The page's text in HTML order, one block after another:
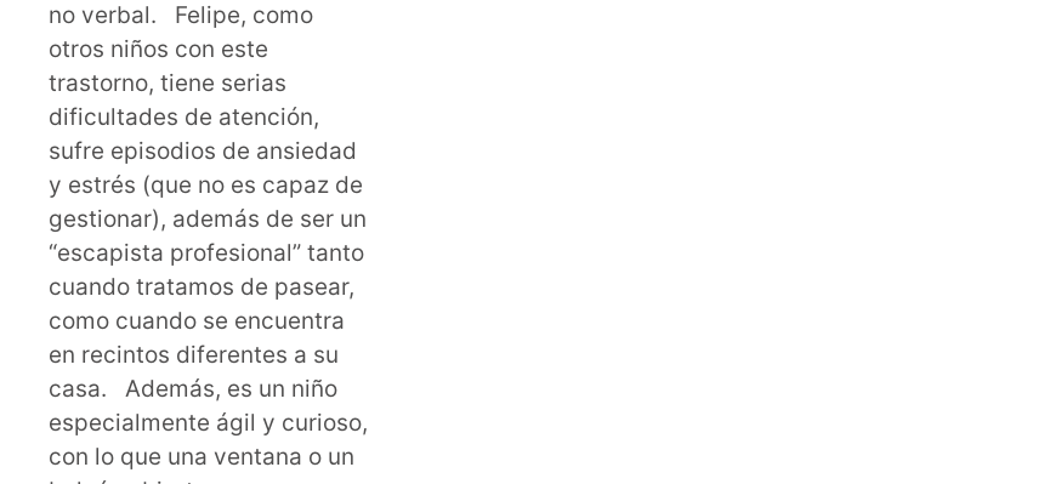
no verbal. Felipe, como
otros niños con este
trastorno, tiene serias
dificultades de atención,
sufre episodios de ansiedad
y estrés (que no es capaz de
gestionar), además de ser un
“escapista profesional” tanto
cuando tratamos de pasear,
como cuando se encuentra
en recintos diferentes a su
casa. Además, es un niño
especialmente ágil y curioso,
con lo que una ventana o un